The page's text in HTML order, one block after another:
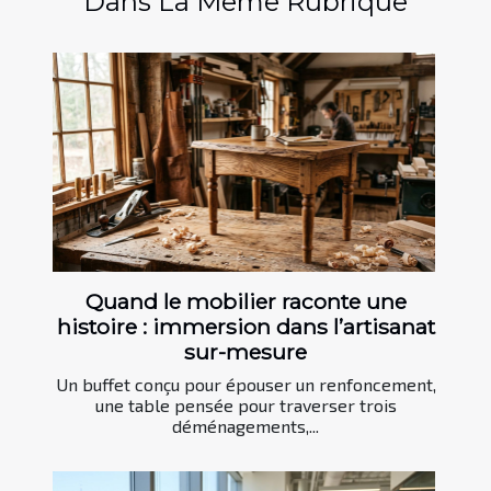
Quand le mobilier raconte une
histoire : immersion dans l’artisanat
sur-mesure
Un buffet conçu pour épouser un renfoncement,
une table pensée pour traverser trois
déménagements,...